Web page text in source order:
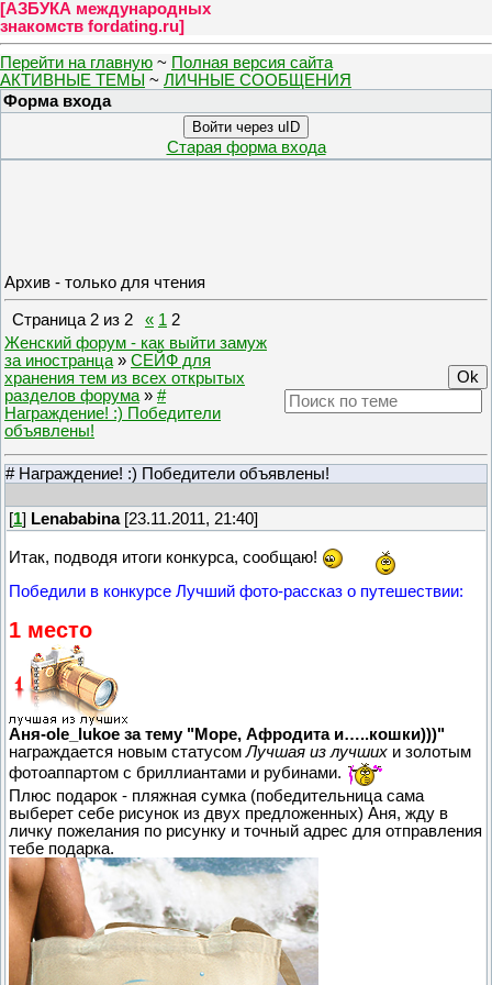
[АЗБУКА международных
знакомств fordating.ru]
Перейти на главную ~ Полная версия сайта
АКТИВНЫЕ ТЕМЫ ~ ЛИЧНЫЕ СООБЩЕНИЯ
Форма входа
Войти через uID
Старая форма входа
Архив - только для чтения
Страница2 из 2 « 1 2
Женский форум - как выйти замуж
за иностранца » СЕЙФ для
хранения тем из всех открытых
разделов форума » #
Награждение! :) Победители
объявлены!
# Награждение! :) Победители объявлены!
[1] Lenababina[23.11.2011, 21:40]
Итак, подводя итоги конкурса, сообщаю!
Победили в конкурсе Лучший фото-рассказ о путешествии:
1 место
Аня-ole_lukoe за тему "Море, Афродита и…..кошки)))"
награждается новым статусомЛучшая из лучших и золотым
фотоаппартом с бриллиантами и рубинами.
Плюс подарок - пляжная сумка (победительница сама
выберет себе рисунок из двух предложенных) Аня, жду в
личку пожелания по рисунку и точный адрес для отправления
тебе подарка.